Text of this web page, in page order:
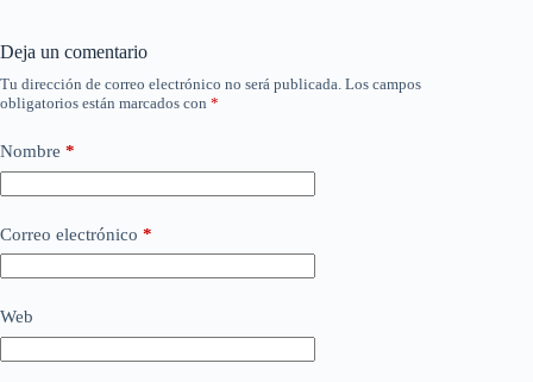
Deja un comentario
Tu dirección de correo electrónico no será publicada. Los campos
obligatorios están marcados con *
Nombre *
Correo electrónico *
Web